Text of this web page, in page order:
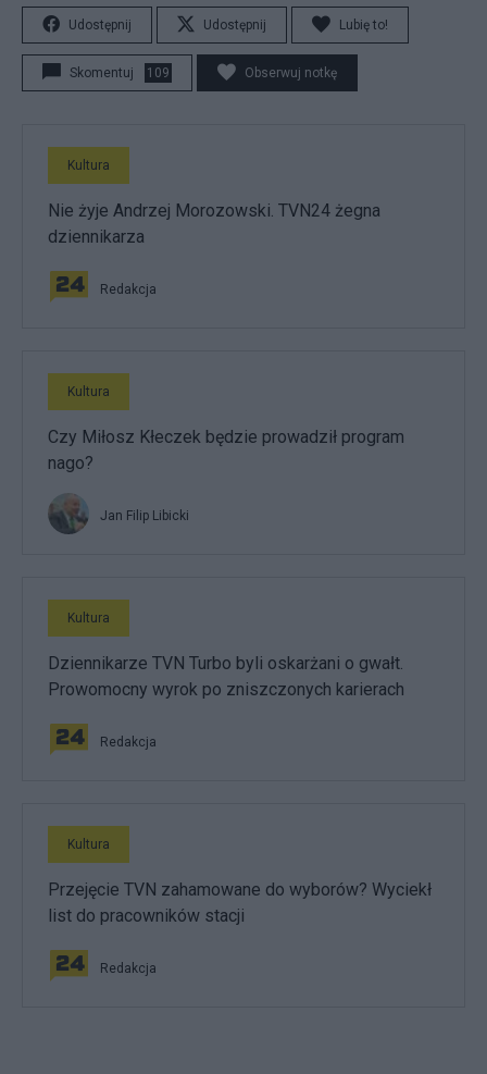
Udostępnij Udostępnij Lubię to!
Skomentuj 109 Obserwuj notkę
Kultura
Nie żyje Andrzej Morozowski. TVN24 żegna
dziennikarza
Redakcja
Kultura
Czy Miłosz Kłeczek będzie prowadził program
nago?
Jan Filip Libicki
Kultura
Dziennikarze TVN Turbo byli oskarżani o gwałt.
Prowomocny wyrok po zniszczonych karierach
Redakcja
Kultura
Przejęcie TVN zahamowane do wyborów? Wyciekł
list do pracowników stacji
Redakcja